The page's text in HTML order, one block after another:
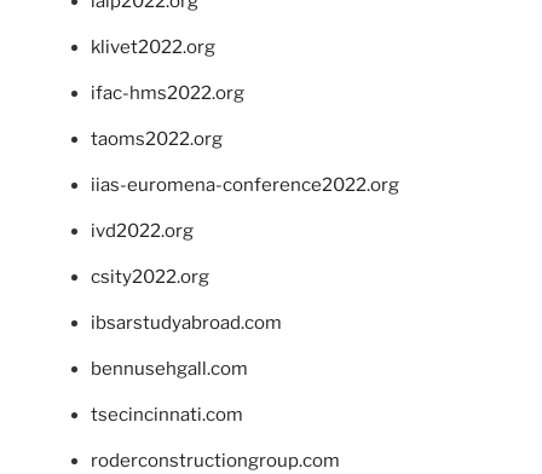
klivet2022.org
ifac-hms2022.org
taoms2022.org
iias-euromena-conference2022.org
ivd2022.org
csity2022.org
ibsarstudyabroad.com
bennusehgall.com
tsecincinnati.com
roderconstructiongroup.com